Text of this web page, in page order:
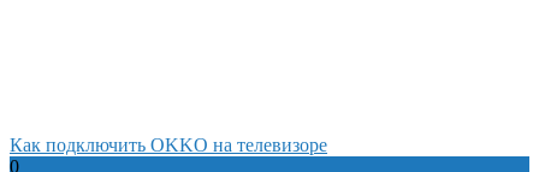
Как подключить OKKO на телевизоре
0